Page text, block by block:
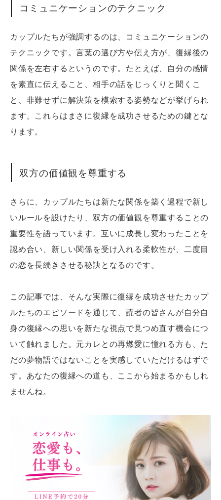
コミュニケーションのテクニック
カップルたちが強調するのは、コミュニケーションの
テクニックです。言葉の選び方や伝え方が、復縁後の
関係を左右するというのです。たとえば、自分の感情
を素直に伝えること、相手の話をじっくりと聞くこ
と、非難せずに解決策を模索する姿勢などが挙げられ
ます。これらはまさに復縁を成功させるための鍵とな
ります。
双方の価値観を尊重する
さらに、カップルたちは新たな関係を築く過程で新し
いルールを設けたり、双方の価値観を尊重することの
重要性を語っています。互いに成長し変わったことを
認め合い、新しい関係を受け入れる柔軟性が、二度目
の恋を長続きさせる秘訣となるのです。
この記事では、そんな実際に復縁を成功させたカップ
ルたちのエピソードを通じて、読者の皆さんが自分自
身の復縁への思いを新たな視点で見つめ直す機会につ
いて触れました。元カレとの再燃愛に憧れる方も、た
だの夢物語ではないことを実感していただけるはずで
す。あなたの復縁への道も、ここから始まるかもしれ
ませんね。